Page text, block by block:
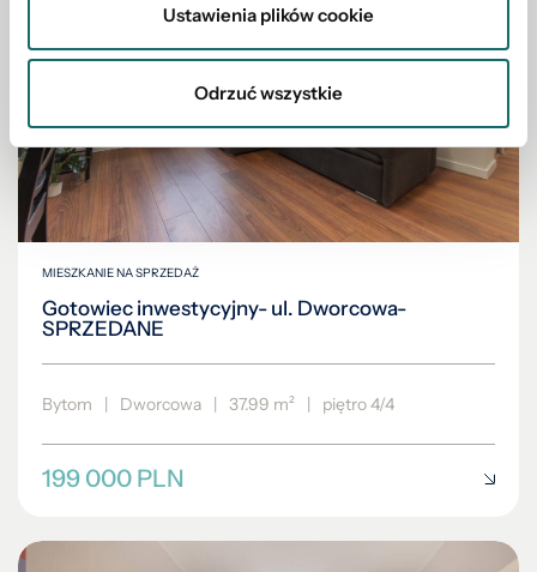
Ustawienia plików cookie
Odrzuć wszystkie
MIESZKANIE NA SPRZEDAŻ
Gotowiec inwestycyjny- ul. Dworcowa-
SPRZEDANE
Bytom | Dworcowa | 37.99 m² | piętro 4/4
199 000 PLN